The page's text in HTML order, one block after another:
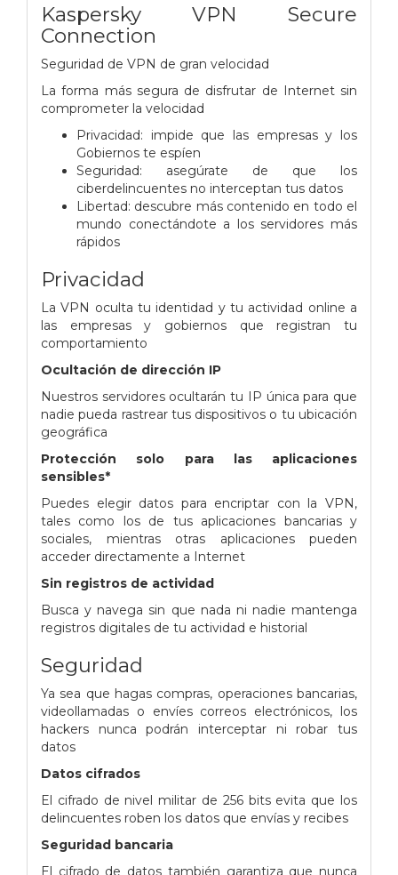
Kaspersky VPN Secure
Connection
Seguridad de VPN de gran velocidad
La forma más segura de disfrutar de Internet sin
comprometer la velocidad
Privacidad: impide que las empresas y los
Gobiernos te espíen
Seguridad: asegúrate de que los
ciberdelincuentes no interceptan tus datos
Libertad: descubre más contenido en todo el
mundo conectándote a los servidores más
rápidos
Privacidad
La VPN oculta tu identidad y tu actividad online a
las empresas y gobiernos que registran tu
comportamiento
Ocultación de dirección IP
Nuestros servidores ocultarán tu IP única para que
nadie pueda rastrear tus dispositivos o tu ubicación
geográfica
Protección solo para las aplicaciones
sensibles*
Puedes elegir datos para encriptar con la VPN,
tales como los de tus aplicaciones bancarias y
sociales, mientras otras aplicaciones pueden
acceder directamente a Internet
Sin registros de actividad
Busca y navega sin que nada ni nadie mantenga
registros digitales de tu actividad e historial
Seguridad
Ya sea que hagas compras, operaciones bancarias,
videollamadas o envíes correos electrónicos, los
hackers nunca podrán interceptar ni robar tus
datos
Datos cifrados
El cifrado de nivel militar de 256 bits evita que los
delincuentes roben los datos que envías y recibes
Seguridad bancaria
El cifrado de datos también garantiza que nunca